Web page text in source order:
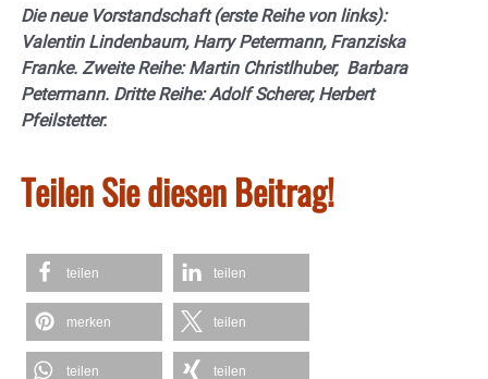
Die neue Vorstandschaft (erste Reihe von links):
Valentin Lindenbaum, Harry Petermann, Franziska
Franke. Zweite Reihe: Martin Christlhuber, Barbara
Petermann. Dritte Reihe: Adolf Scherer, Herbert
Pfeilstetter.
Teilen Sie diesen Beitrag!
teilen teilen
merken teilen
teilen teilen